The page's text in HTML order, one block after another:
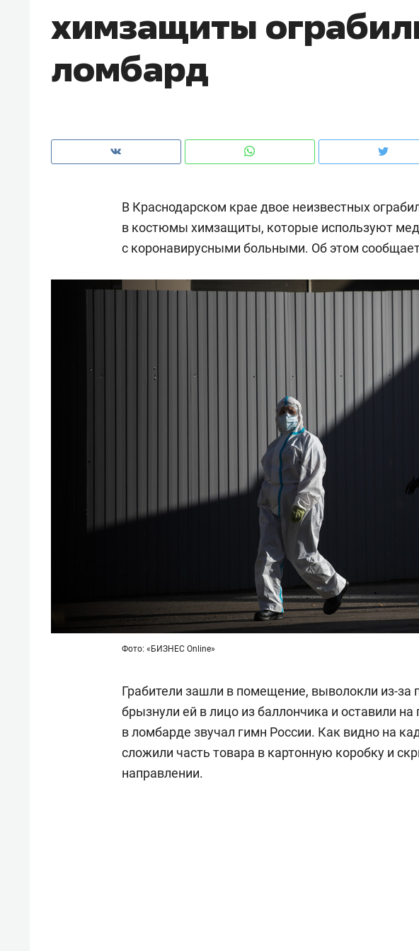
химзащиты
ломбард
В Краснодарском крае двое неизвестных
в костюмы химзащиты, которые используют
с коронавирусными больными. Об этом
Фото: «БИЗНЕС Online»
Грабители зашли в помещение, выволокли из-за
брызнули ей в лицо из баллончика и оставили на
в ломбарде звучал гимн России. Как видно на
сложили часть товара в картонную коробку и
направлении.
чем интересен Оман?
о трехкратном
клиентах и
Оставить шум за волной: как
строят тишину в казанском
Психотерапевт
«Директорский
стрессом»